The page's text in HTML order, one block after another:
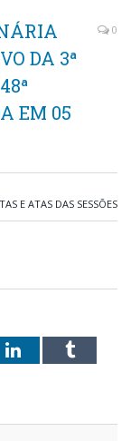
DA 3ª
EM 05
0
E ATAS DAS SESSÕES
LinkedInTumblr